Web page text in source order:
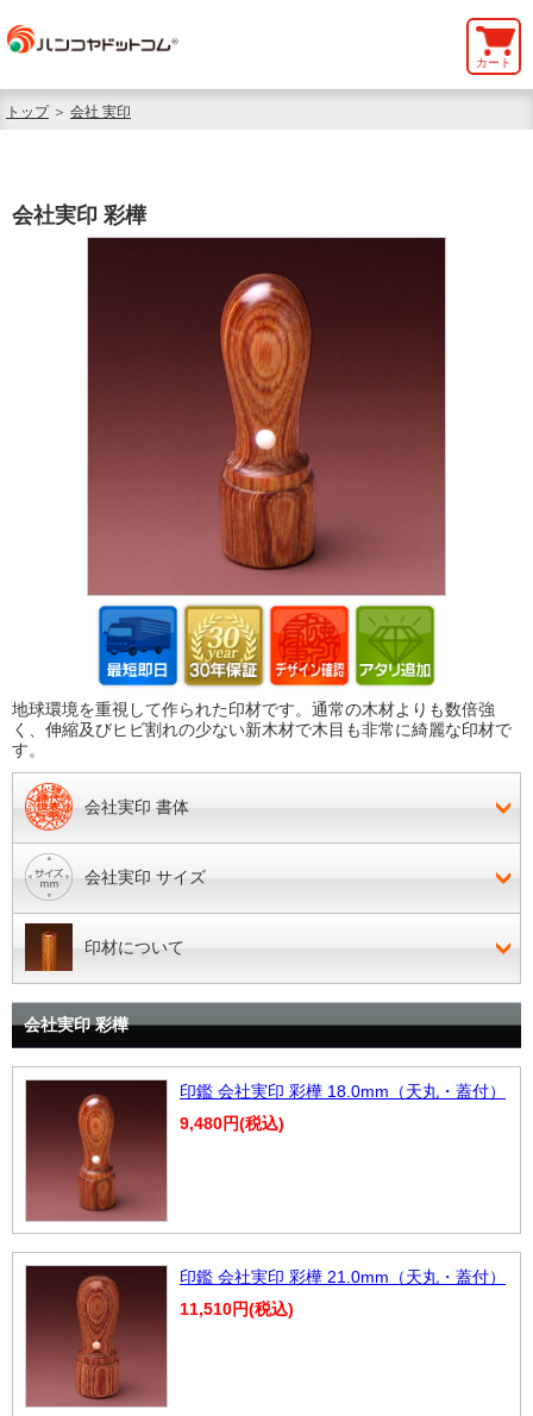
カート
トップ＞ 会社 実印
会社実印 彩樺
地球環境を重視して作られた印材です。通常の木材よりも数倍強
く、伸縮及びヒビ割れの少ない新木材で木目も非常に綺麗な印材で
す。
会社実印 書体
会社実印 サイズ
印材について
会社実印 彩樺
印鑑 会社実印 彩樺 18.0mm（天丸・蓋付）
9,480円(税込)
印鑑 会社実印 彩樺 21.0mm（天丸・蓋付）
11,510円(税込)